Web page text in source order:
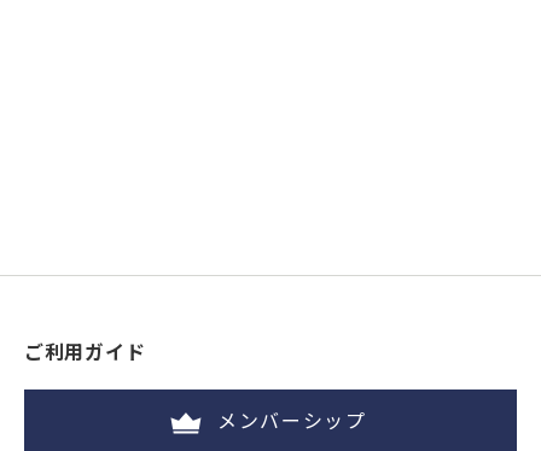
ご利用ガイド
メンバーシップ